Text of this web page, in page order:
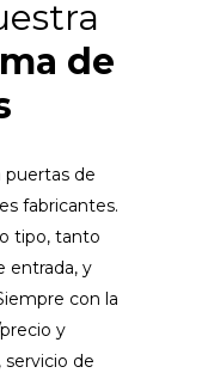
de
puertas de
fabricantes.
tipo, tanto
entrada, y
con la
y
servicio de